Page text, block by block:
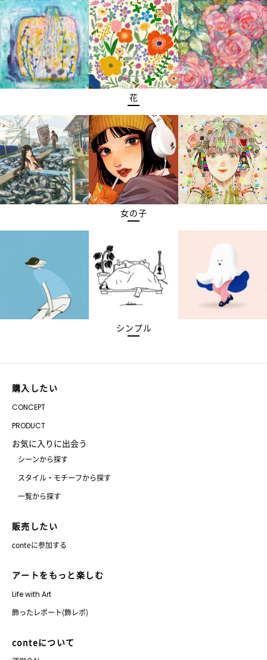
花
女の子
シンプル
購入したい
CONCEPT
PRODUCT
お気に入りに出会う
シーンから探す
スタイル・モチーフから探す
一覧から探す
販売したい
conteに参加する
アートをもっと楽しむ
Life with Art
飾ったレポート(飾レポ)
conteについて